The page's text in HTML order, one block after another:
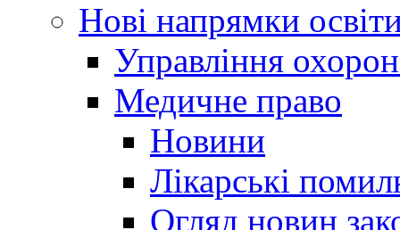
Нові напрямки
Управління
Медичне право
Новини
Лікарські
Огляд новин